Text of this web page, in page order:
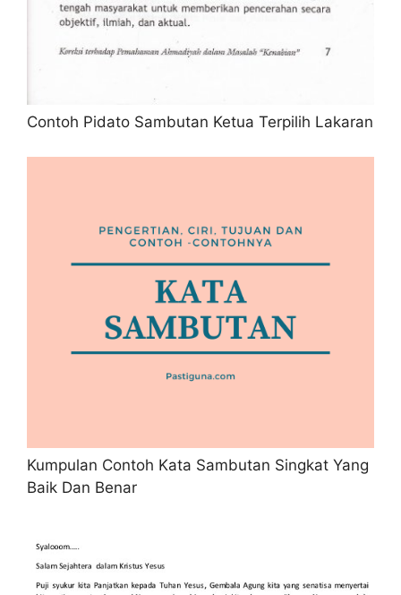
Contoh Pidato Sambutan Ketua Terpilih Lakaran
Kumpulan Contoh Kata Sambutan Singkat Yang
Baik Dan Benar